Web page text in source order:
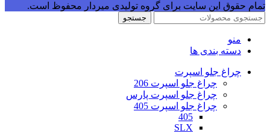
تمام حقوق این سایت برای گروه تولیدی میردار محفوظ است.
جستجو
منو
دسته بندی ها
چراغ جلو اسپرت
چراغ جلو اسپرت 206
چراغ جلو اسپرت پارس
چراغ جلو اسپرت 405
405
SLX